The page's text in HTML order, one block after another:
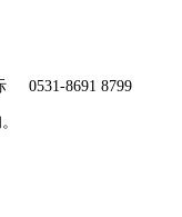
0531-8691 8799